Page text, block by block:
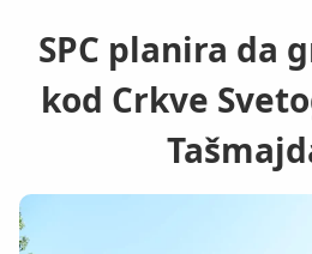
SPC planira da
kod Crkve